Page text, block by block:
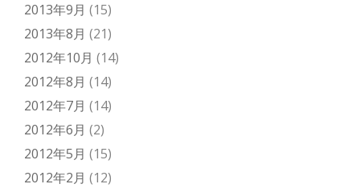
2013年9月 (15)
2013年8月 (21)
2012年10月 (14)
2012年8月 (14)
2012年7月 (14)
2012年6月 (2)
2012年5月 (15)
2012年2月 (12)